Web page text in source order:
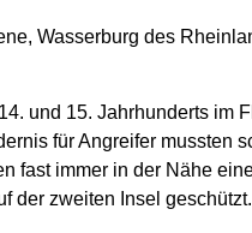
Wasserburg des
und 15. Jahrhunderts im
für Angreifer mussten
immer in der Nähe
der zweiten Insel geschützt.